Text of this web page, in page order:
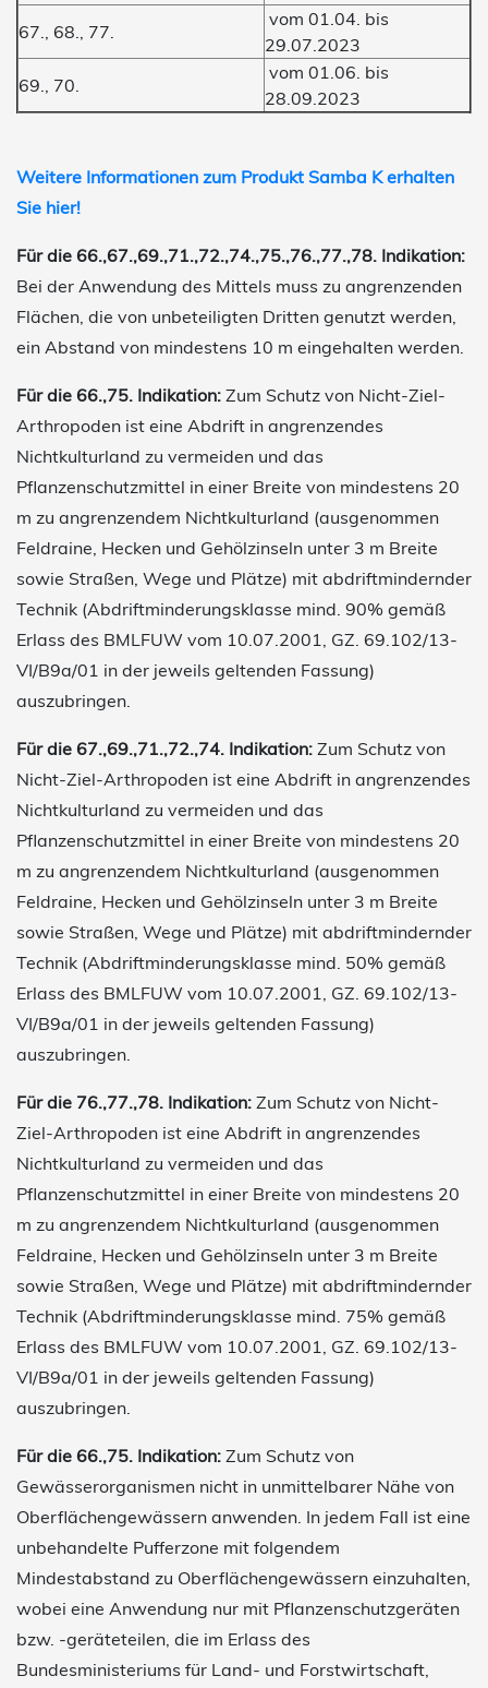
67., 68., 77.
vom 01.04. bis
29.07.2023
69., 70.
vom 01.06. bis
28.09.2023
Weitere Informationen zum Produkt Samba K erhalten
Sie hier!
Für die 66.,67.,69.,71.,72.,74.,75.,76.,77.,78. Indikation:
Bei der Anwendung des Mittels muss zu angrenzenden
Flächen, die von unbeteiligten Dritten genutzt werden,
ein Abstand von mindestens 10 m eingehalten werden.
Für die 66.,75. Indikation: Zum Schutz von Nicht-Ziel-
Arthropoden ist eine Abdrift in angrenzendes
Nichtkulturland zu vermeiden und das
Pflanzenschutzmittel in einer Breite von mindestens 20
m zu angrenzendem Nichtkulturland (ausgenommen
Feldraine, Hecken und Gehölzinseln unter 3 m Breite
sowie Straßen, Wege und Plätze) mit abdriftmindernder
Technik (Abdriftminderungsklasse mind. 90% gemäß
Erlass des BMLFUW vom 10.07.2001, GZ. 69.102/13-
VI/B9a/01 in der jeweils geltenden Fassung)
auszubringen.
Für die 67.,69.,71.,72.,74. Indikation: Zum Schutz von
Nicht-Ziel-Arthropoden ist eine Abdrift in angrenzendes
Nichtkulturland zu vermeiden und das
Pflanzenschutzmittel in einer Breite von mindestens 20
m zu angrenzendem Nichtkulturland (ausgenommen
Feldraine, Hecken und Gehölzinseln unter 3 m Breite
sowie Straßen, Wege und Plätze) mit abdriftmindernder
Technik (Abdriftminderungsklasse mind. 50% gemäß
Erlass des BMLFUW vom 10.07.2001, GZ. 69.102/13-
VI/B9a/01 in der jeweils geltenden Fassung)
auszubringen.
Für die 76.,77.,78. Indikation: Zum Schutz von Nicht-
Ziel-Arthropoden ist eine Abdrift in angrenzendes
Nichtkulturland zu vermeiden und das
Pflanzenschutzmittel in einer Breite von mindestens 20
m zu angrenzendem Nichtkulturland (ausgenommen
Feldraine, Hecken und Gehölzinseln unter 3 m Breite
sowie Straßen, Wege und Plätze) mit abdriftmindernder
Technik (Abdriftminderungsklasse mind. 75% gemäß
Erlass des BMLFUW vom 10.07.2001, GZ. 69.102/13-
VI/B9a/01 in der jeweils geltenden Fassung)
auszubringen.
Für die 66.,75. Indikation: Zum Schutz von
Gewässerorganismen nicht in unmittelbarer Nähe von
Oberflächengewässern anwenden. In jedem Fall ist eine
unbehandelte Pufferzone mit folgendem
Mindestabstand zu Oberflächengewässern einzuhalten,
wobei eine Anwendung nur mit Pflanzenschutzgeräten
bzw. -geräteteilen, die im Erlass des
Bundesministeriums für Land- und Forstwirtschaft,